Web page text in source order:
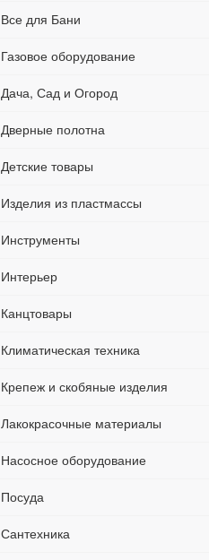
Все для Бани
Газовое оборудование
Дача, Сад и Огород
Дверные полотна
Детские товары
Изделия из пластмассы
Инструменты
Интерьер
Канцтовары
Климатическая техника
Крепеж и скобяные изделия
Лакокрасочные материалы
Насосное оборудование
Посуда
Сантехника